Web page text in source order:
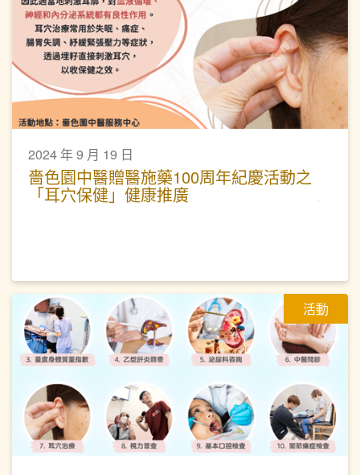
2024 年 9 月 19 日
嗇色園中醫贈醫施藥100周年紀慶活動之
「耳穴保健」健康推廣
活動